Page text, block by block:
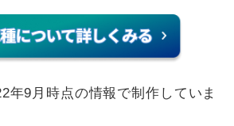
年9月時点の情報で制作していま